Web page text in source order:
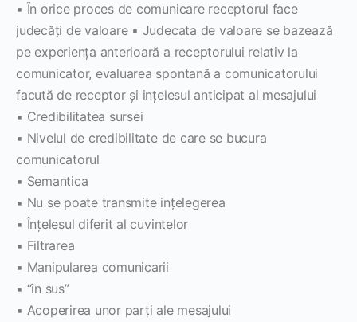
▪ În orice proces de comunicare receptorul face
judecăţi de valoare ▪ Judecata de valoare se bazează
pe experienţa anterioară a receptorului relativ la
comunicator, evaluarea spontană a comunicatorului
facută de receptor şi inţelesul anticipat al mesajului
▪ Credibilitatea sursei
▪ Nivelul de credibilitate de care se bucura
comunicatorul
▪ Semantica
▪ Nu se poate transmite inţelegerea
▪ Înţelesul diferit al cuvintelor
▪ Filtrarea
▪ Manipularea comunicarii
▪ “în sus”
▪ Acoperirea unor parţi ale mesajului